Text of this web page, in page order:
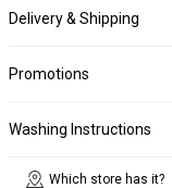
Delivery & Shipping
Promotions
Washing Instructions
Which store has it?